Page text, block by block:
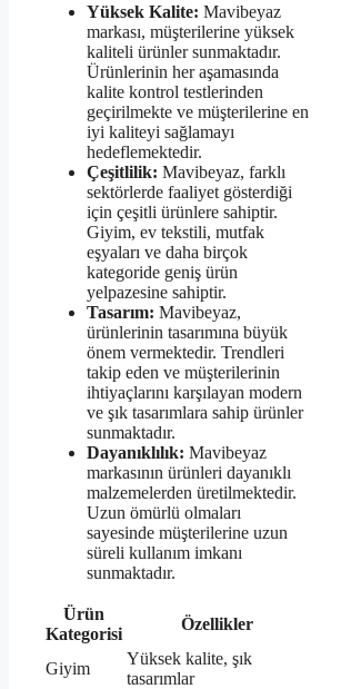
Yüksek Kalite: Mavibeyaz
markası, müşterilerine yüksek
kaliteli ürünler sunmaktadır.
Ürünlerinin her aşamasında
kalite kontrol testlerinden
geçirilmekte ve müşterilerine en
iyi kaliteyi sağlamayı
hedeflemektedir.
Çeşitlilik: Mavibeyaz, farklı
sektörlerde faaliyet gösterdiği
için çeşitli ürünlere sahiptir.
Giyim, ev tekstili, mutfak
eşyaları ve daha birçok
kategoride geniş ürün
yelpazesine sahiptir.
Tasarım: Mavibeyaz,
ürünlerinin tasarımına büyük
önem vermektedir. Trendleri
takip eden ve müşterilerinin
ihtiyaçlarını karşılayan modern
ve şık tasarımlara sahip ürünler
sunmaktadır.
Dayanıklılık: Mavibeyaz
markasının ürünleri dayanıklı
malzemelerden üretilmektedir.
Uzun ömürlü olmaları
sayesinde müşterilerine uzun
süreli kullanım imkanı
sunmaktadır.
Ürün
Kategorisi
Özellikler
Giyim
Yüksek kalite, şık
tasarımlar